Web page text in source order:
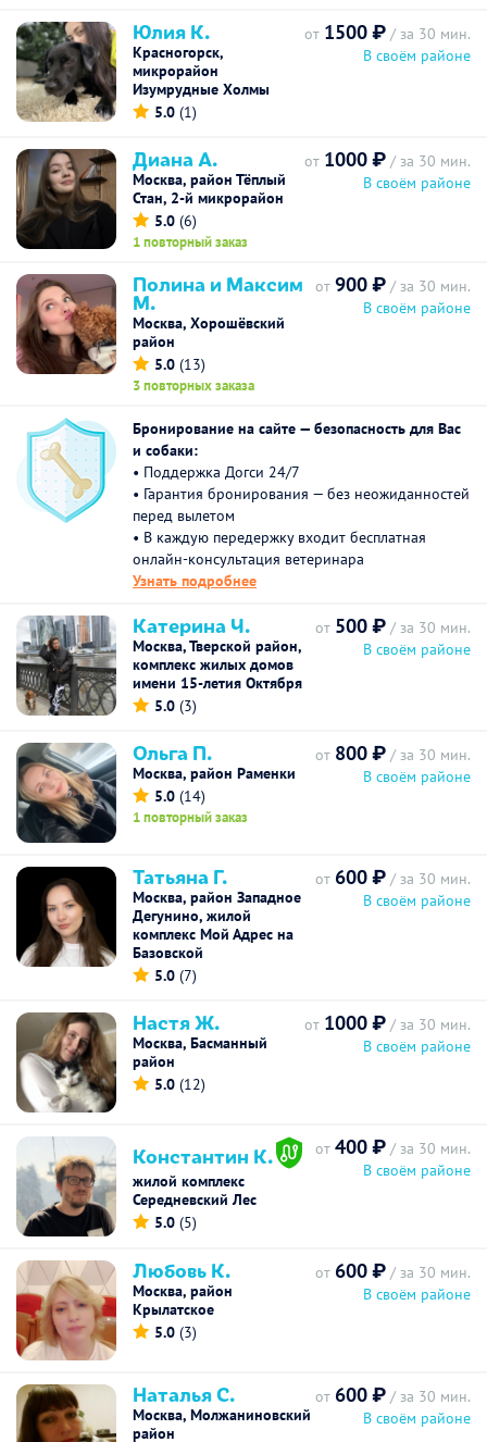
Юлия К.
Красногорск,
микрорайон
Изумрудные Холмы
5.0 (1)
от 1500 ₽ / за 30 мин.
В своём районе
Диана А.
Москва, район Тёплый
Стан, 2-й микрорайон
5.0 (6)
1 повторный заказ
от 1000 ₽ / за 30 мин.
В своём районе
Полина и Максим
М.
Москва, Хорошёвский
район
5.0 (13)
3 повторных заказа
от 900 ₽ / за 30 мин.
В своём районе
Бронирование на сайте — безопасность для Вас
и собаки:
• Поддержка Догси 24/7
• Гарантия бронирования — без неожиданностей
перед вылетом
• В каждую передержку входит бесплатная
онлайн-консультация ветеринара
Узнать подробнее
Катерина Ч.
Москва, Тверской район,
комплекс жилых домов
имени 15-летия Октября
5.0 (3)
от 500 ₽ / за 30 мин.
В своём районе
Ольга П.
Москва, район Раменки
5.0 (14)
1 повторный заказ
от 800 ₽ / за 30 мин.
В своём районе
Татьяна Г.
Москва, район Западное
Дегунино, жилой
комплекс Мой Адрес на
Базовской
5.0 (7)
от 600 ₽ / за 30 мин.
В своём районе
Настя Ж.
Москва, Басманный
район
5.0 (12)
от 1000 ₽ / за 30 мин.
В своём районе
Константин К.
жилой комплекс
Середневский Лес
5.0 (5)
от 400 ₽ / за 30 мин.
В своём районе
Любовь К.
Москва, район
Крылатское
5.0 (3)
от 600 ₽ / за 30 мин.
В своём районе
Наталья С.
Москва, Молжаниновский
район
от 600 ₽ / за 30 мин.
В своём районе